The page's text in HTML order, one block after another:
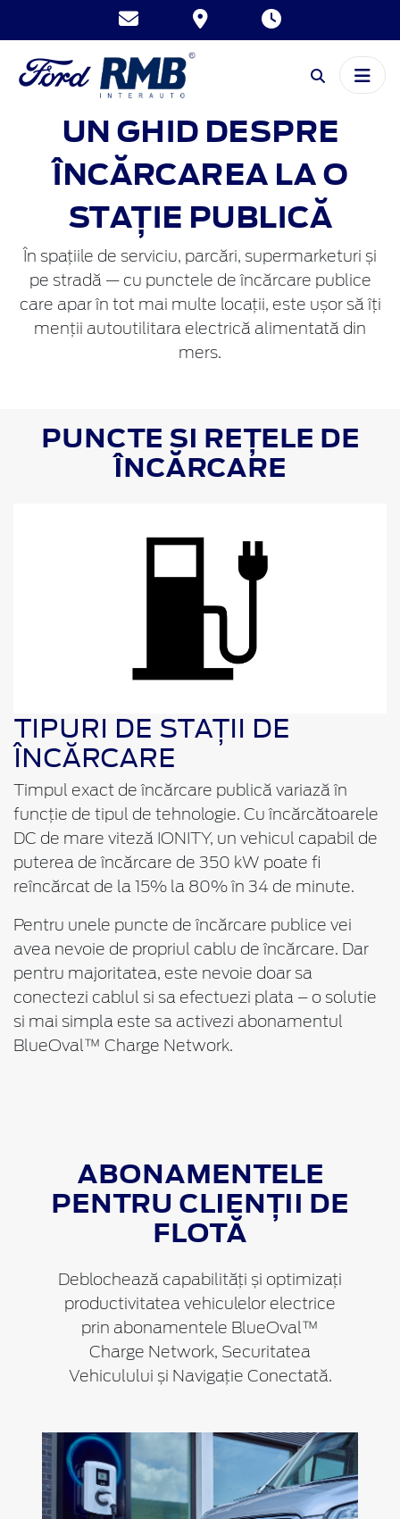
UN GHID DESPRE
ÎNCĂRCAREA LA O
STAȚIE PUBLICĂ
În spațiile de serviciu, parcări, supermarketuri și
pe stradă — cu punctele de încărcare publice
care apar în tot mai multe locații, este ușor să îți
menții autoutilitara electrică alimentată din
mers.
PUNCTE SI REȚELE DE
ÎNCĂRCARE
TIPURI DE STAȚII DE
ÎNCĂRCARE
Timpul exact de încărcare publică variază în
funcție de tipul de tehnologie. Cu încărcătoarele
DC de mare viteză IONITY, un vehicul capabil de
puterea de încărcare de 350 kW poate fi
reîncărcat de la 15% la 80% în 34 de minute.
Pentru unele puncte de încărcare publice vei
avea nevoie de propriul cablu de încărcare. Dar
pentru majoritatea, este nevoie doar sa
conectezi cablul si sa efectuezi plata – o solutie
si mai simpla este sa activezi abonamentul
BlueOval™ Charge Network.
ABONAMENTELE
PENTRU CLIENȚII DE
FLOTĂ
Deblochează capabilități și optimizați
productivitatea vehiculelor electrice
prin abonamentele BlueOval™
Charge Network, Securitatea
Vehiculului și Navigație Conectată.